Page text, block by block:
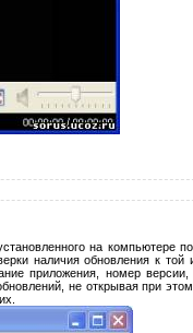
на компьютере
наличия обновления к той
приложения, номер версии,
не открывая при